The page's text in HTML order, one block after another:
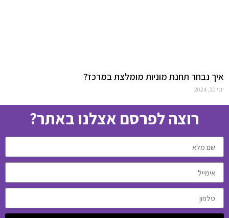
איך נבחר תחנת מוניות מומלצת במרכז?
יוני 30, 2024
רוצה לפרסם אצלנו באתר?